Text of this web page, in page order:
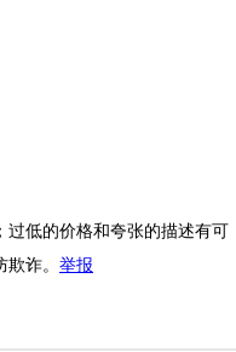
过低的价格和夸张的描述有可
诈。 举报